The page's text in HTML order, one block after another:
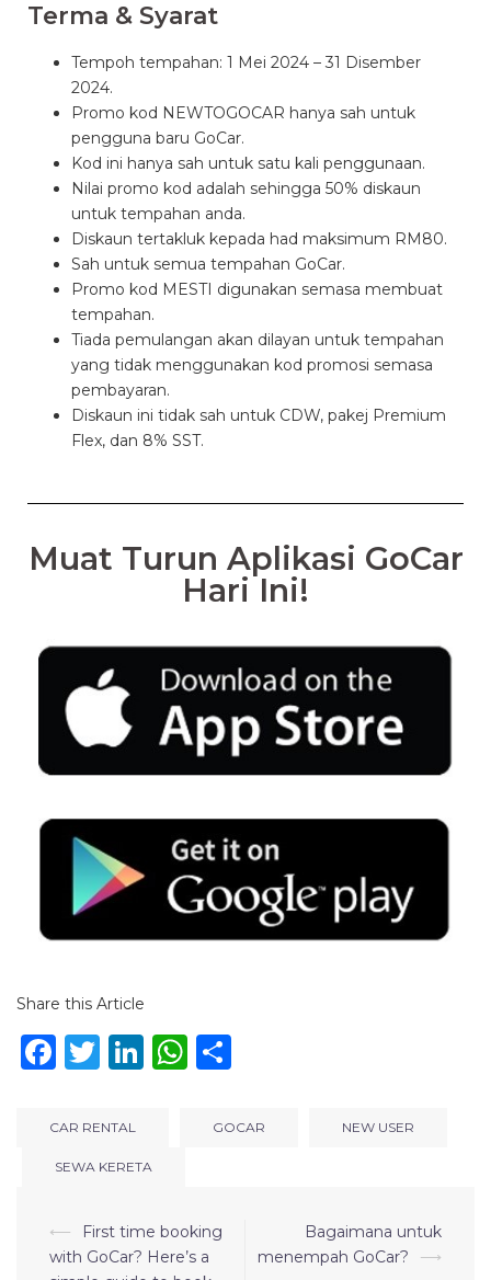
Terma & Syarat
Tempoh tempahan: 1 Mei 2024 – 31 Disember
2024.
Promo kod NEWTOGOCAR hanya sah untuk
pengguna baru GoCar.
Kod ini hanya sah untuk satu kali penggunaan.
Nilai promo kod adalah sehingga 50% diskaun
untuk tempahan anda.
Diskaun tertakluk kepada had maksimum RM80.
Sah untuk semua tempahan GoCar.
Promo kod MESTI digunakan semasa membuat
tempahan.
Tiada pemulangan akan dilayan untuk tempahan
yang tidak menggunakan kod promosi semasa
pembayaran.
Diskaun ini tidak sah untuk CDW, pakej Premium
Flex, dan 8% SST.
Muat Turun Aplikasi GoCar
Hari Ini!
Share this Article
Facebook
Twitter
LinkedIn
WhatsApp
CAR RENTAL GOCAR NEW USER
SEWA KERETA
⟵
First time booking
with GoCar? Here’s a
Bagaimana untuk
menempah GoCar?
⟶